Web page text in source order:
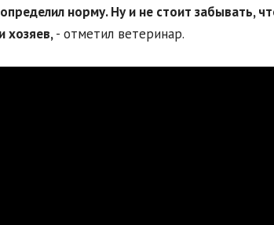
норму. Ну и не стоит забывать,
хозяев,- отметил ветеринар.